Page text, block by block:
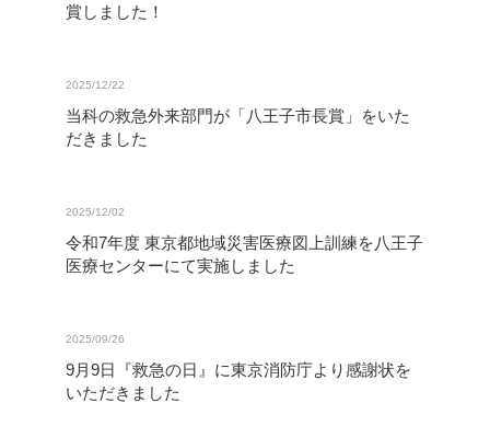
賞しました！
2025/12/22
当科の救急外来部門が「八王子市長賞」をいた
だきました
2025/12/02
令和7年度 東京都地域災害医療図上訓練を八王子
医療センターにて実施しました
2025/09/26
9月9日『救急の日』に東京消防庁より感謝状を
いただきました